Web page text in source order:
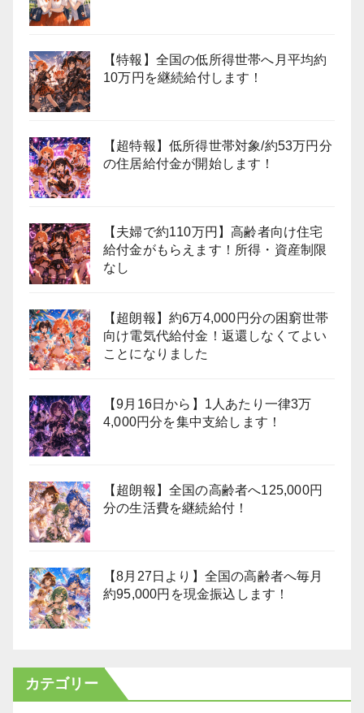
【特報】全国の低所得世帯へ月平均約
10万円を継続給付します！
【超特報】低所得世帯対象/約53万円分
の住居給付金が開始します！
【夫婦で約110万円】高齢者向け住宅
給付金がもらえます！所得・資産制限
なし
【超朗報】約6万4,000円分の困窮世帯
向け電気代給付金！返還しなくてよい
ことになりました
【9月16日から】1人あたり一律3万
4,000円分を集中支給します！
【超朗報】全国の高齢者へ125,000円
分の生活費を継続給付！
【8月27日より】全国の高齢者へ毎月
約95,000円を現金振込します！
カテゴリー